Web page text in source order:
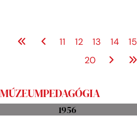
11 12 13 14 15
20
MÚZEUMPEDAGÓGIA
1956